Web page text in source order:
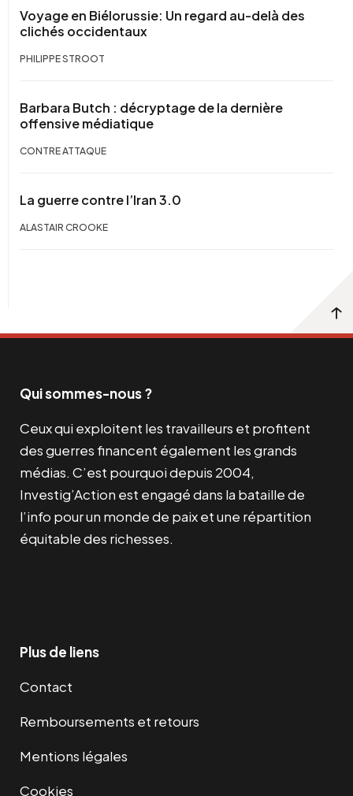
Voyage en Biélorussie: Un regard au-delà des
clichés occidentaux
PHILIPPE STROOT
Barbara Butch : décryptage de la dernière
offensive médiatique
CONTRE ATTAQUE
La guerre contre l’Iran 3.0
ALASTAIR CROOKE
Qui sommes-nous ?
Ceux qui exploitent les travailleurs et profitent
des guerres financent également les grands
médias. C’est pourquoi depuis 2004,
Investig’Action est engagé dans la bataille de
l’info pour un monde de paix et une répartition
équitable des richesses.
Plus de liens
Contact
Remboursements et retours
Mentions légales
Cookies